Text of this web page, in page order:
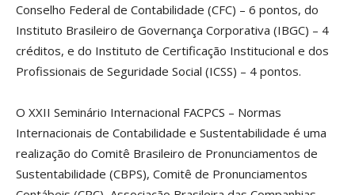
Conselho Federal de Contabilidade (CFC) – 6 pontos, do
Instituto Brasileiro de Governança Corporativa (IBGC) – 4
créditos, e do Instituto de Certificação Institucional e dos
Profissionais de Seguridade Social (ICSS) – 4 pontos.
O XXII Seminário Internacional FACPCS – Normas
Internacionais de Contabilidade e Sustentabilidade é uma
realização do Comitê Brasileiro de Pronunciamentos de
Sustentabilidade (CBPS), Comitê de Pronunciamentos